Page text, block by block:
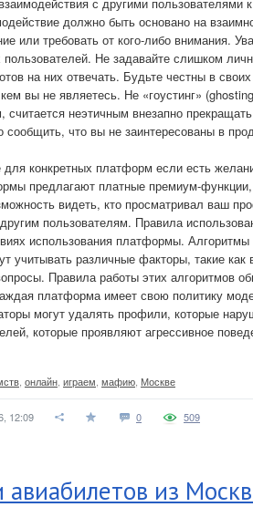
должно быть основано на
или требовать от кого-либо внимания.
пользователей. Не задавайте слишком
на них отвечать. Будьте честны в
вы не являетесь. Не «гоустинг»
неэтичным внезапно
что вы не заинтересованы в
конкретных платформ если есть
предлагают платные премиум-функции,
видеть, кто просматривал ваш
пользователям. Правила
использования платформы.
учитывать различные факторы, такие
Правила работы этих алгоритмов
платформа имеет свою политику
могут удалять профили, которые
которые проявляют агрессивное
онлайн играем мафию Москве
12:09 0 509
авиабилетов из